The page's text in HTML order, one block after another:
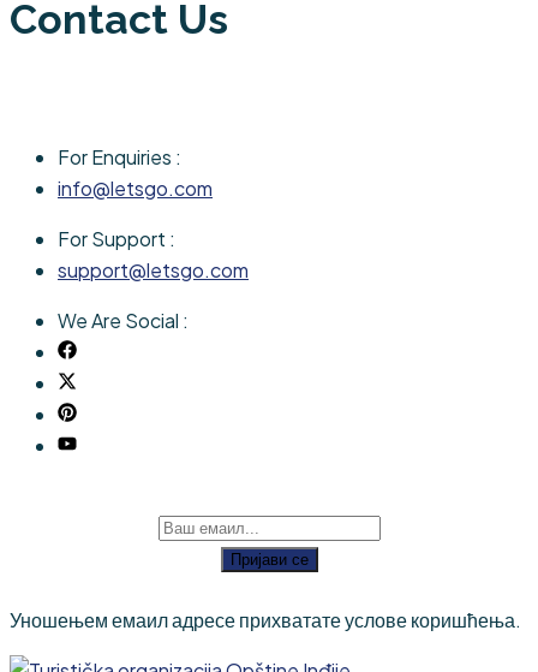
Contact Us
For Enquiries :
info@letsgo.com
For Support :
support@letsgo.com
We Are Social :
Пријави се
Уношењем емаил адресе прихватате услове коришћења.